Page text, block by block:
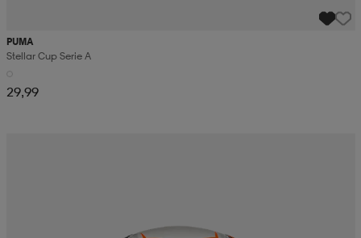
PUMA
Stellar Cup Serie A
29,99